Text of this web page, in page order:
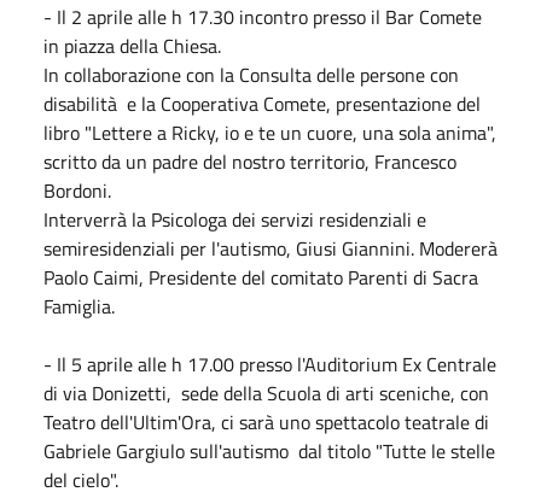
- Il 2 aprile alle h 17.30 incontro presso il Bar Comete
in piazza della Chiesa.
In collaborazione con la Consulta delle persone con
disabilità e la Cooperativa Comete, presentazione del
libro "Lettere a Ricky, io e te un cuore, una sola anima",
scritto da un padre del nostro territorio, Francesco
Bordoni.
Interverrà la Psicologa dei servizi residenziali e
semiresidenziali per l'autismo, Giusi Giannini. Modererà
Paolo Caimi, Presidente del comitato Parenti di Sacra
Famiglia.
- Il 5 aprile alle h 17.00 presso l'Auditorium Ex Centrale
di via Donizetti, sede della Scuola di arti sceniche, con
Teatro dell'Ultim'Ora, ci sarà uno spettacolo teatrale di
Gabriele Gargiulo sull'autismo dal titolo "Tutte le stelle
del cielo".